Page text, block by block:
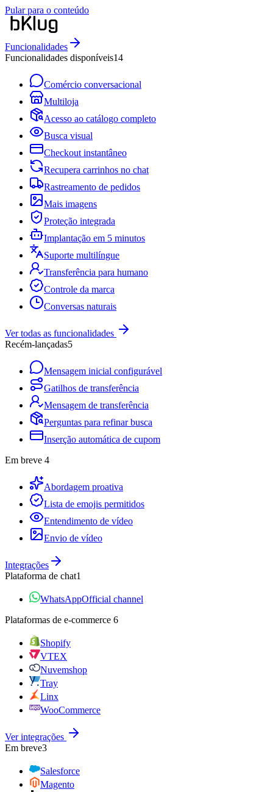
Pular para o conteúdo
Funcionalidades
Funcionalidades disponíveis14
Comércio conversacional
Multiloja
Acesso ao catálogo completo
Busca visual
Checkout instantâneo
Recupera carrinhos no chat
Rastreamento de pedidos
Mais imagens
Proteção integrada
Implantação em 5 minutos
Suporte multilíngue
Transferência para humano
Controle da marca
Conversas naturais
Ver todas as funcionalidades
Recém-lançadas5
Mensagem inicial configurável
Gatilhos de transferência
Mensagem de transferência
Perguntas para refinar busca
Inserção automática de cupom
Em breve 4
Abordagem proativa
Lista de emojis permitidos
Entendimento de vídeo
Envio de vídeo
Integrações
Plataforma de chat1
WhatsAppOfficial channel
Plataformas de e‑commerce 6
Shopify
VTEX
Nuvemshop
Tray
Linx
WooCommerce
Ver integrações
Em breve3
Salesforce
Magento